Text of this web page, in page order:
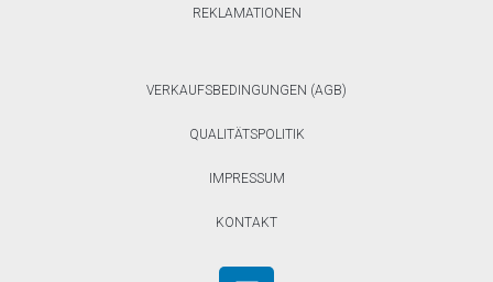
REKLAMATIONEN
VERKAUFSBEDINGUNGEN (AGB)
QUALITÄTSPOLITIK
IMPRESSUM
KONTAKT